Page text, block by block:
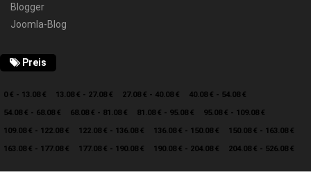
Blogger
Joomla-Blog
Preis
0 € - 13.08 € 13.08 € - 27.08 € 27.08 € - 40.08 €
40.08 € - 54.08 €
54.08 € - 68.08 €
68.08 € - 81.08 € 81.08 € - 95.08 €
95.08 € - 109.08 €
109.08 € - 122.08 €
122.08 € - 136.08 € 136.08 € - 150.08 €
150.08 € - 163.08 €
163.08 € - 177.08 €
177.08 € - 190.08 € 190.08 € - 204.08 € 204.08 € - 526.08 €